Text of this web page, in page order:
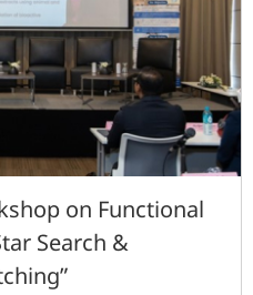
on Functional
Search &